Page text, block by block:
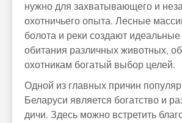
нужно для захватывающего и
охотничьего опыта. Лесные
болота и реки создают
обитания различных животных,
охотникам богатый выбор целей.
Одной из главных причин
Беларуси является богатство и
дичи. Здесь можно встретить